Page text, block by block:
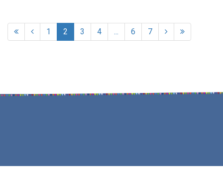
1 2 3 4 ... 6 7